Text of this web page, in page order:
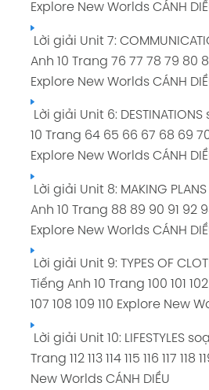
Explore New Worlds CÁNH
Lời giải Unit 7:
Anh 10 Trang 76 77 78 79 80
Explore New Worlds CÁNH
Lời giải Unit 6:
10 Trang 64 65 66 67 68 69
Explore New Worlds CÁNH
Lời giải Unit 8: MAKING
Anh 10 Trang 88 89 90 91 92
Explore New Worlds CÁNH
Lời giải Unit 9: TYPES OF
Tiếng Anh 10 Trang 100 101
107 108 109 110 Explore New
Lời giải Unit 10: LIFESTYLES
Trang 112 113 114 115 116 117 118
New Worlds CÁNH DIỀU